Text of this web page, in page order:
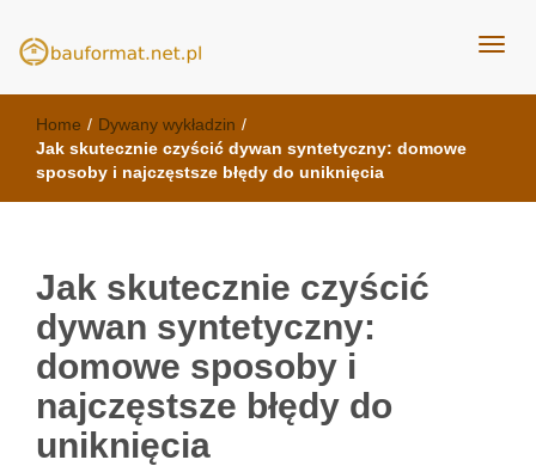
meble kuchenne Bauformat
Home / Dywany wykładzin /
Jak skutecznie czyścić dywan syntetyczny: domowe
sposoby i najczęstsze błędy do uniknięcia
Jak skutecznie czyścić
dywan syntetyczny:
domowe sposoby i
najczęstsze błędy do
uniknięcia